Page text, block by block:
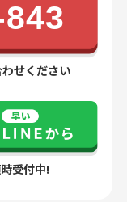
せください
受付中!